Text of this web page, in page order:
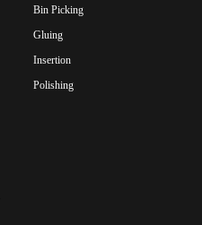
Bin Picking
Gluing
Insertion
Polishing